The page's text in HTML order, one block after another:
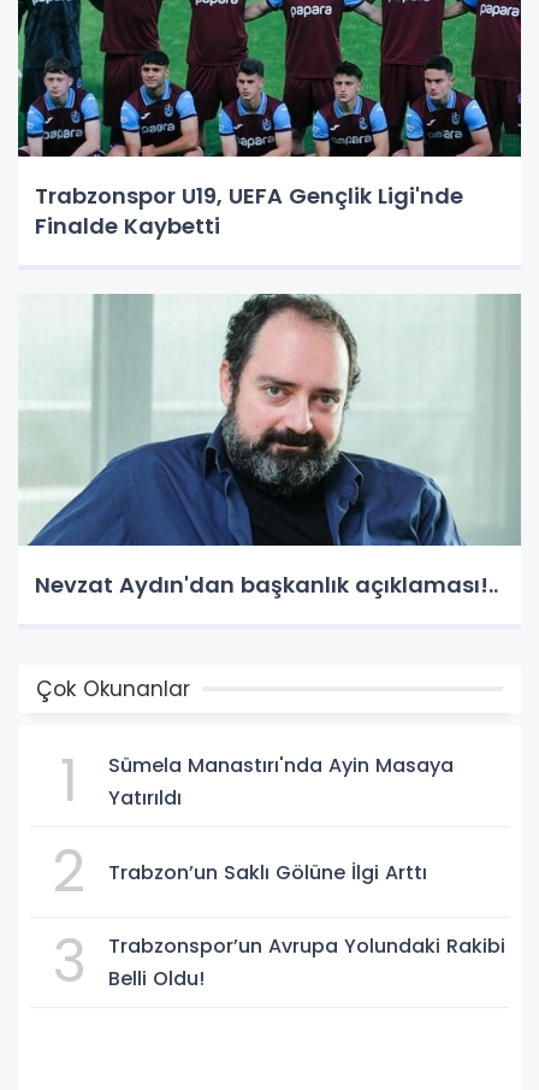
Trabzonspor U19, UEFA Gençlik Ligi'nde
Finalde Kaybetti
Nevzat Aydın'dan başkanlık açıklaması!..
Çok Okunanlar
1
Sümela Manastırı'nda Ayin Masaya
Yatırıldı
2 Trabzon’un Saklı Gölüne İlgi Arttı
3
Trabzonspor’un Avrupa Yolundaki Rakibi
Belli Oldu!